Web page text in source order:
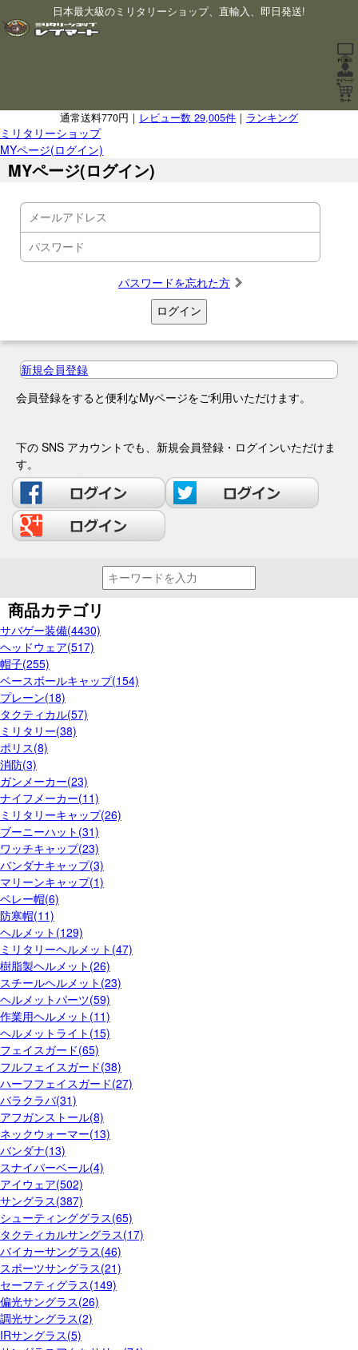
日本最大級のミリタリーショップ、直輸入、即日発送!
通常送料770円｜ レビュー数 29,005件 ｜ ランキング
ミリタリーショップ
MYページ(ログイン)
MYページ(ログイン)
パスワードを忘れた方
新規会員登録
会員登録をすると便利なMyページをご利用いただけます。
下の SNS アカウントでも、新規会員登録・ログインいただけま
す。
商品カテゴリ
サバゲー装備(4430)
ヘッドウェア(517)
帽子(255)
ベースボールキャップ(154)
プレーン(18)
タクティカル(57)
ミリタリー(38)
ポリス(8)
消防(3)
ガンメーカー(23)
ナイフメーカー(11)
ミリタリーキャップ(26)
ブーニーハット(31)
ワッチキャップ(23)
バンダナキャップ(3)
マリーンキャップ(1)
ベレー帽(6)
防寒帽(11)
ヘルメット(129)
ミリタリーヘルメット(47)
樹脂製ヘルメット(26)
スチールヘルメット(23)
ヘルメットパーツ(59)
作業用ヘルメット(11)
ヘルメットライト(15)
フェイスガード(65)
フルフェイスガード(38)
ハーフフェイスガード(27)
バラクラバ(31)
アフガンストール(8)
ネックウォーマー(13)
バンダナ(13)
スナイパーベール(4)
アイウェア(502)
サングラス(387)
シューティンググラス(65)
タクティカルサングラス(17)
バイカーサングラス(46)
スポーツサングラス(21)
セーフティグラス(149)
偏光サングラス(26)
調光サングラス(2)
IRサングラス(5)